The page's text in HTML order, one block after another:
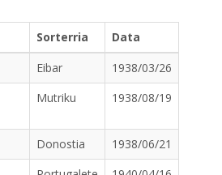
Sorterria
Data
Eibar
1938/03/26
Mutriku 1938/08/19
Donostia
1938/06/21